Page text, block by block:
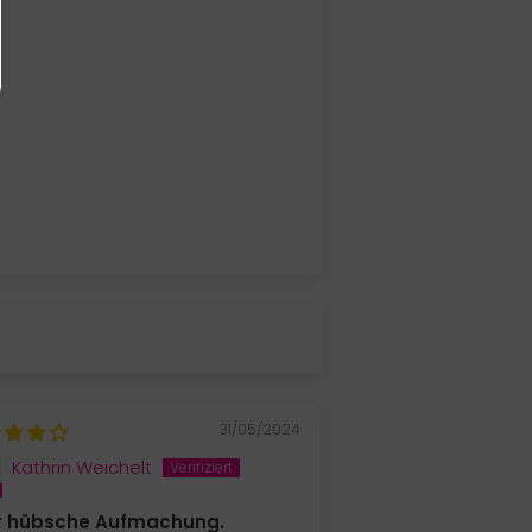
31/05/2024
Kathrin Weichelt
hübsche Aufmachung.